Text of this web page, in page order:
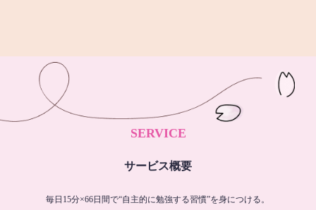
SERVICE
サービス概要
毎日15分×66日間で“自主的に勉強する習慣”を身につける。